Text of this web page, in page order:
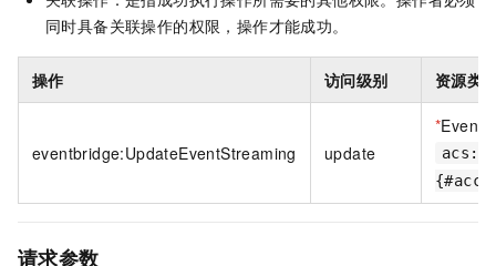
同时具备关联操作的权限，操作才能成功。
操作 访问级别 资源类
eventbridge:UpdateEventStreaming update
*
请求参数